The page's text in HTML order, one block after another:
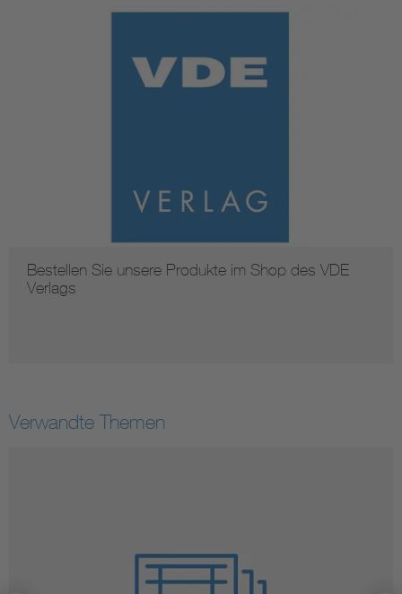
Bestellen Sie unsere Produkte im Shop des VDE
Verlags
Verwandte Themen